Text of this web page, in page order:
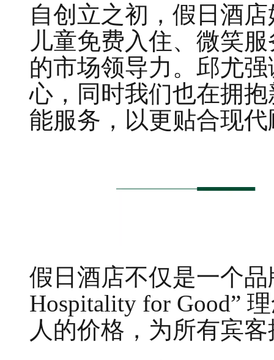
自创立之初，假日酒
儿童免费入住、微笑
的市场领导力。邱尤
心，同时我们也在拥
能服务，以更贴合现
假日酒店不仅是一个
Hospitality for Good”
人的价格，为所有宾